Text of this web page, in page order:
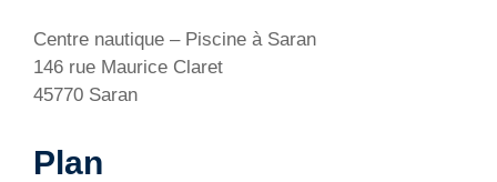
Centre nautique – Piscine à Saran
146 rue Maurice Claret
45770 Saran
Plan